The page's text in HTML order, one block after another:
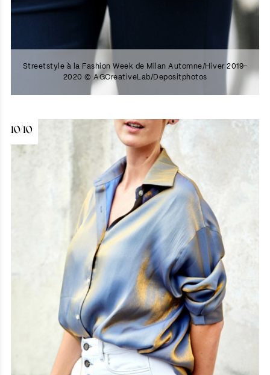
Streetstyle à la Fashion Week de Milan Automne/Hiver 2019-
2020 © AGCreativeLab/Depositphotos
10/10